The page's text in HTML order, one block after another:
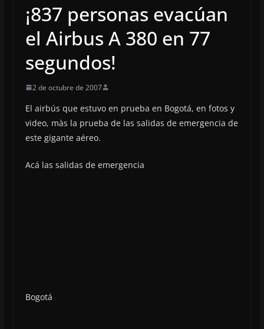
¡837 personas evacúan
el Airbus A 380 en 77
segundos!
2 de octubre de 2007
El airbús que estuvo en prueba en Bogotá, en fotos y
video, màs la prueba de las salidas de emergencia de
este gigante aéreo.
Acá las salidas de emergencia
Bogotá